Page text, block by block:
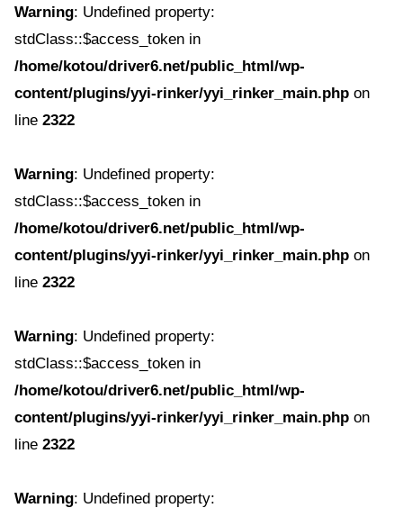
Warning: Undefined property:
stdClass::$access_token in
/home/kotou/driver6.net/public_html/wp-
content/plugins/yyi-rinker/yyi_rinker_main.php on
line 2322
Warning: Undefined property:
stdClass::$access_token in
/home/kotou/driver6.net/public_html/wp-
content/plugins/yyi-rinker/yyi_rinker_main.php on
line 2322
Warning: Undefined property:
stdClass::$access_token in
/home/kotou/driver6.net/public_html/wp-
content/plugins/yyi-rinker/yyi_rinker_main.php on
line 2322
Warning: Undefined property: